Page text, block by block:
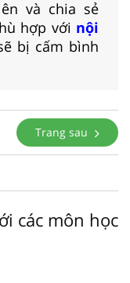
và chia sẻ
hợp với nội
bị cấm bình
Trang sau
các môn học